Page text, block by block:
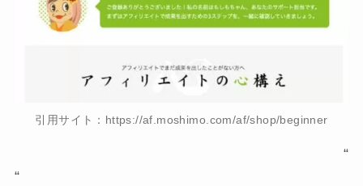
引用サイト：https://af.moshimo.com/af/shop/beginner
“
“